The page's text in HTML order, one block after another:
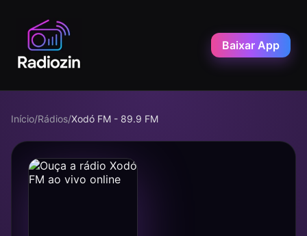
Baixar App
Início/Rádios/Xodó FM - 89.9 FM